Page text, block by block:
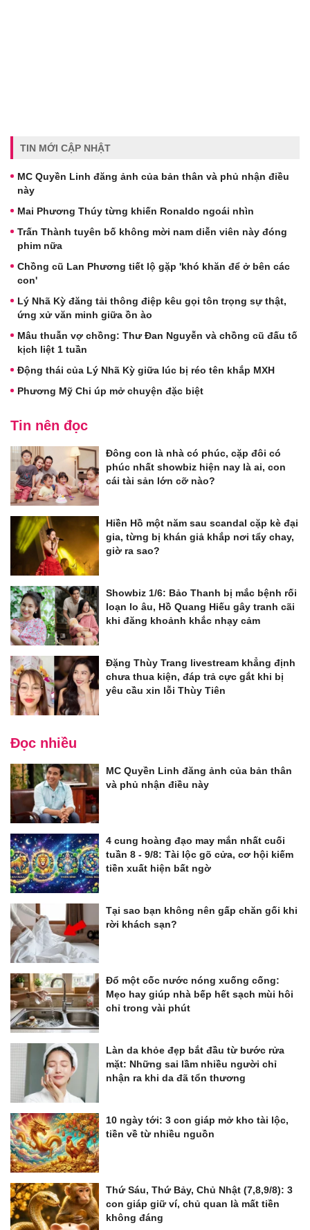
TIN MỚI CẬP NHẬT
MC Quyền Linh đăng ảnh của bản thân và phủ nhận điều
này
Mai Phương Thúy từng khiến Ronaldo ngoái nhìn
Trấn Thành tuyên bố không mời nam diễn viên này đóng
phim nữa
Chồng cũ Lan Phương tiết lộ gặp 'khó khăn để ở bên các
con'
Lý Nhã Kỳ đăng tải thông điệp kêu gọi tôn trọng sự thật,
ứng xử văn minh giữa ồn ào
Mâu thuẫn vợ chồng: Thư Đan Nguyễn và chồng cũ đấu tố
kịch liệt 1 tuần
Động thái của Lý Nhã Kỳ giữa lúc bị réo tên khắp MXH
Phương Mỹ Chi úp mở chuyện đặc biệt
Tin nên đọc
Đông con là nhà có phúc, cặp đôi có
phúc nhất showbiz hiện nay là ai, con
cái tài sản lớn cỡ nào?
Hiền Hồ một năm sau scandal cặp kè đại
gia, từng bị khán giả khắp nơi tẩy chay,
giờ ra sao?
Showbiz 1/6: Bảo Thanh bị mắc bệnh rối
loạn lo âu, Hồ Quang Hiếu gây tranh cãi
khi đăng khoảnh khắc nhạy cảm
Đặng Thùy Trang livestream khẳng định
chưa thua kiện, đáp trả cực gắt khi bị
yêu cầu xin lỗi Thùy Tiên
Đọc nhiều
MC Quyền Linh đăng ảnh của bản thân
và phủ nhận điều này
4 cung hoàng đạo may mắn nhất cuối
tuần 8 - 9/8: Tài lộc gõ cửa, cơ hội kiếm
tiền xuất hiện bất ngờ
Tại sao bạn không nên gấp chăn gối khi
rời khách sạn?
Đổ một cốc nước nóng xuống cống:
Mẹo hay giúp nhà bếp hết sạch mùi hôi
chỉ trong vài phút
Làn da khỏe đẹp bắt đầu từ bước rửa
mặt: Những sai lầm nhiều người chỉ
nhận ra khi da đã tổn thương
10 ngày tới: 3 con giáp mở kho tài lộc,
tiền về từ nhiều nguồn
Thứ Sáu, Thứ Bảy, Chủ Nhật (7,8,9/8): 3
con giáp giữ ví, chủ quan là mất tiền
không đáng